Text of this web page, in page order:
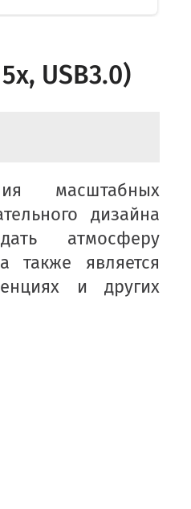
USB3.0)
масштабных
дизайна
атмосферу
также является
и других